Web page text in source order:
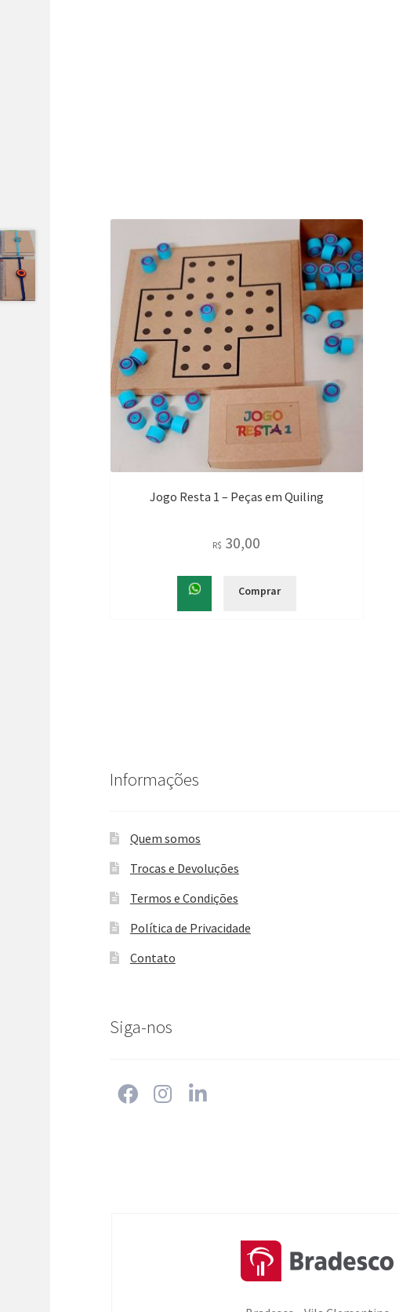
Jogo Resta 1 – Peças em Quiling
R$ 30,00
Comprar
Informações
Quem somos
Trocas e Devoluções
Termos e Condições
Política de Privacidade
Contato
Siga-nos